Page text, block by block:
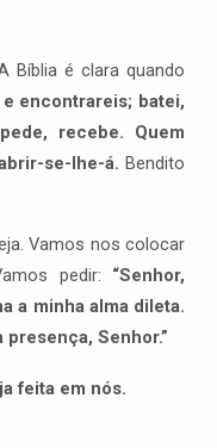
Bíblia é clara quando
encontrareis; batei,
recebe. Quem
se-lhe-á. Bendito
Vamos nos colocar
pedir: “Senhor,
a minha alma dileta.
Senhor.”
feita em nós.